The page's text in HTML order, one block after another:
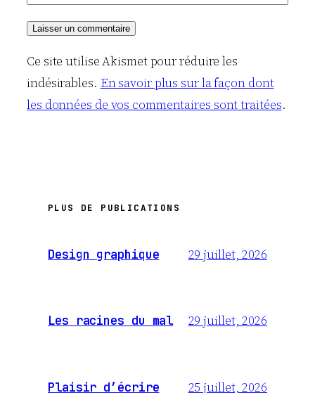
Ce site utilise Akismet pour réduire les
indésirables. En savoir plus sur la façon dont
les données de vos commentaires sont traitées.
PLUS DE PUBLICATIONS
Design graphique 29 juillet, 2026
Les racines du mal 29 juillet, 2026
Plaisir d’écrire 25 juillet, 2026